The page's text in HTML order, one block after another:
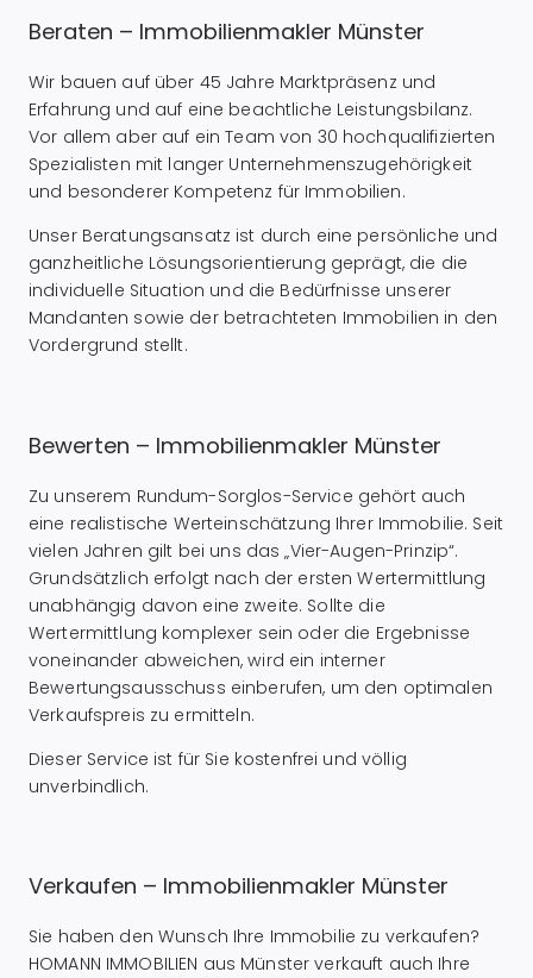
Beraten – Immobilienmakler Münster
Wir bauen auf über 45 Jahre Marktpräsenz und
Erfahrung und auf eine beachtliche Leistungsbilanz.
Vor allem aber auf ein Team von 30 hochqualifizierten
Spezialisten mit langer Unternehmenszugehörigkeit
und besonderer Kompetenz für Immobilien.
Unser Beratungsansatz ist durch eine persönliche und
ganzheitliche Lösungsorientierung geprägt, die die
individuelle Situation und die Bedürfnisse unserer
Mandanten sowie der betrachteten Immobilien in den
Vordergrund stellt.
Bewerten – Immobilienmakler Münster
Zu unserem Rundum-Sorglos-Service gehört auch
eine realistische Werteinschätzung Ihrer Immobilie. Seit
vielen Jahren gilt bei uns das „Vier-Augen-Prinzip“.
Grundsätzlich erfolgt nach der ersten Wertermittlung
unabhängig davon eine zweite. Sollte die
Wertermittlung komplexer sein oder die Ergebnisse
voneinander abweichen, wird ein interner
Bewertungsausschuss einberufen, um den optimalen
Verkaufspreis zu ermitteln.
Dieser Service ist für Sie kostenfrei und völlig
unverbindlich.
Verkaufen – Immobilienmakler Münster
Sie haben den Wunsch Ihre Immobilie zu verkaufen?
HOMANN IMMOBILIEN aus Münster verkauft auch Ihre